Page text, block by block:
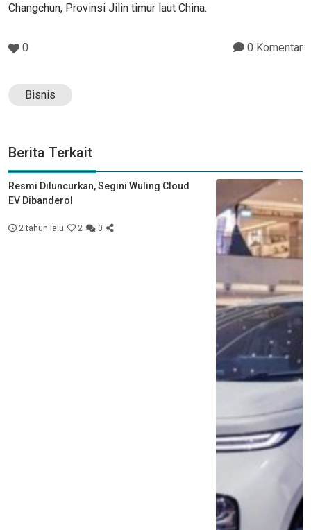
Changchun, Provinsi Jilin timur laut China.
0 0 Komentar
Bisnis
Berita Terkait
Resmi Diluncurkan, Segini Wuling Cloud
EV Dibanderol
2 tahun lalu 2 0